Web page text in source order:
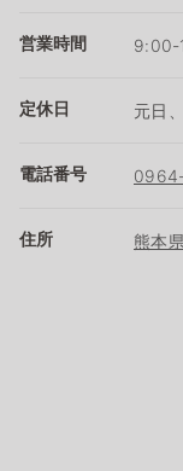
営業時間 9:00-
定休日 元日
電話番号
住所 熊本